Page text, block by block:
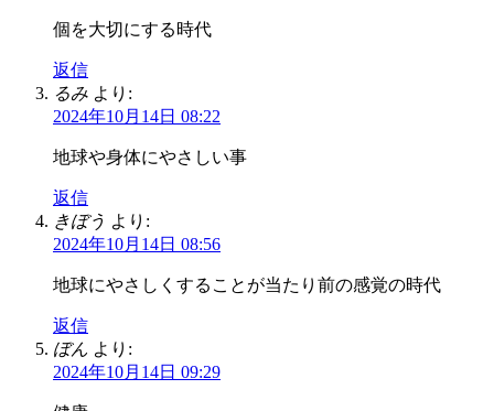
個を大切にする時代
返信
るみ より:
2024年10月14日 08:22
地球や身体にやさしい事
返信
きぼう より:
2024年10月14日 08:56
地球にやさしくすることが当たり前の感覚の時代
返信
ぼん より:
2024年10月14日 09:29